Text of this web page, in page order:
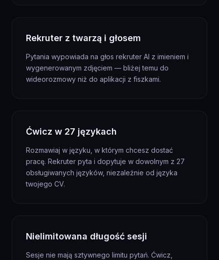
Rekruter z twarzą i głosem
Pytania wypowiada na głos rekruter AI z imieniem i
wygenerowanym zdjęciem — bliżej temu do
wideorozmowy niż do aplikacji z fiszkami.
Ćwicz w 27 językach
Rozmawiaj w języku, w którym chcesz dostać
pracę. Rekruter pyta i dopytuje w dowolnym z 27
obsługiwanych języków, niezależnie od języka
twojego CV.
Nielimitowana długość sesji
Sesje nie mają sztywnego limitu pytań. Ćwicz,